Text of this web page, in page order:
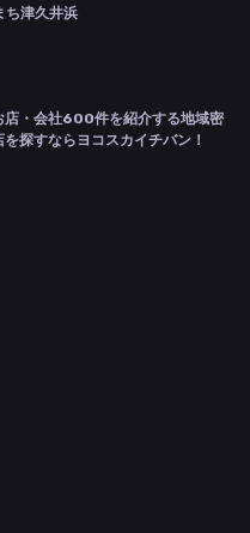
ち津久井浜
店・会社600件を紹介する地域密
探すならヨコスカイチバン！